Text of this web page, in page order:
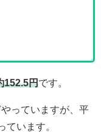
152.5円です。
っていますが、平
ています。